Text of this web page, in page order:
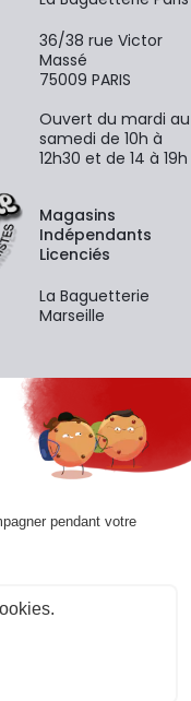
36/38 rue Victor
Massé
75009 PARIS
Ouvert du mardi au
samedi de 10h à
12h30 et de 14 à 19h
Magasins
Indépendants
Licenciés
La Baguetterie
Marseille
acceptez notre